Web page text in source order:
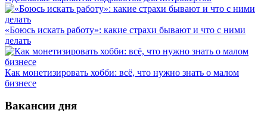
«Боюсь искать работу»: какие страхи бывают и что с ними
делать
Как монетизировать хобби: всё, что нужно знать о малом
бизнесе
Вакансии дня